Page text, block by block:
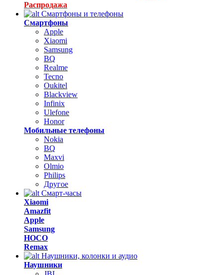
Распродажа
Смартфоны и телефоны
Смартфоны
Apple
Xiaomi
Samsung
BQ
Realme
Tecno
Oukitel
Blackview
Infinix
Ulefone
Honor
Мобильные телефоны
Nokia
BQ
Maxvi
Olmio
Philips
Другое
Смарт-часы
Xiaomi
Amazfit
Apple
Samsung
HOCO
Remax
Наушники, колонки и аудио
Наушники